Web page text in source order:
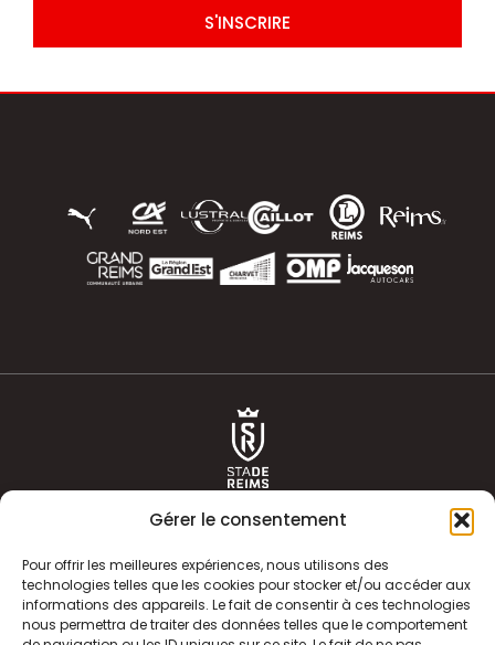
Gérer le consentement
Pour offrir les meilleures expériences, nous utilisons des
technologies telles que les cookies pour stocker et/ou accéder aux
informations des appareils. Le fait de consentir à ces technologies
nous permettra de traiter des données telles que le comportement
S'INSCRIRE
ACTUALITÉS HISTOIRE